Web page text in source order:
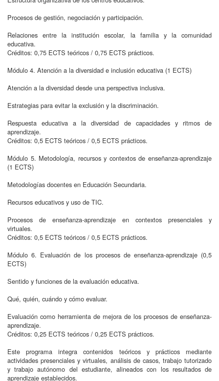
Procesos de gestión, negociación y participación.
Relaciones entre la institución escolar, la familia y la comunidad
educativa.
Créditos: 0,75 ECTS teóricos / 0,75 ECTS prácticos.
Módulo 4. Atención a la diversidad e inclusión educativa (1 ECTS)
Atención a la diversidad desde una perspectiva inclusiva.
Estrategias para evitar la exclusión y la discriminación.
Respuesta educativa a la diversidad de capacidades y ritmos de
aprendizaje.
Créditos: 0,5 ECTS teóricos / 0,5 ECTS prácticos.
Módulo 5. Metodología, recursos y contextos de enseñanza-aprendizaje
(1 ECTS)
Metodologías docentes en Educación Secundaria.
Recursos educativos y uso de TIC.
Procesos de enseñanza-aprendizaje en contextos presenciales y
virtuales.
Créditos: 0,5 ECTS teóricos / 0,5 ECTS prácticos.
Módulo 6. Evaluación de los procesos de enseñanza-aprendizaje (0,5
ECTS)
Sentido y funciones de la evaluación educativa.
Qué, quién, cuándo y cómo evaluar.
Evaluación como herramienta de mejora de los procesos de enseñanza-
aprendizaje.
Créditos: 0,25 ECTS teóricos / 0,25 ECTS prácticos.
Este programa integra contenidos teóricos y prácticos mediante
actividades presenciales y virtuales, análisis de casos, trabajo tutorizado
y trabajo autónomo del estudiante, alineados con los resultados de
aprendizaje establecidos.